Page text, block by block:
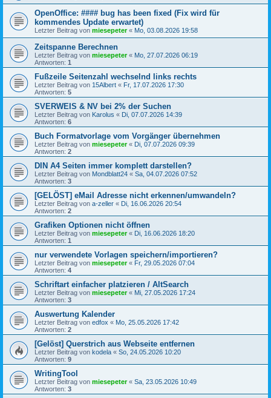
OpenOffice: #### bug has been fixed (Fix wird für
kommendes Update erwartet)
Letzter Beitrag von miesepeter« Mo, 03.08.2026 19:58
Zeitspanne Berechnen
Letzter Beitrag von miesepeter« Mo, 27.07.2026 06:19
Antworten: 1
Fußzeile Seitenzahl wechselnd links rechts
Letzter Beitrag von 15Albert « Fr, 17.07.2026 17:30
Antworten: 5
SVERWEIS & NV bei 2% der Suchen
Letzter Beitrag von Karolus « Di, 07.07.2026 14:39
Antworten: 6
Buch Formatvorlage vom Vorgänger übernehmen
Letzter Beitrag von miesepeter« Di, 07.07.2026 09:39
Antworten: 2
DIN A4 Seiten immer komplett darstellen?
Letzter Beitrag von Mondblatt24 « Sa, 04.07.2026 07:52
Antworten: 3
[GELÖST] eMail Adresse nicht erkennen/umwandeln?
Letzter Beitrag von a-zeller « Di, 16.06.2026 20:54
Antworten: 2
Grafiken Optionen nicht öffnen
Letzter Beitrag von miesepeter« Di, 16.06.2026 18:20
Antworten: 1
nur verwendete Vorlagen speichern/importieren?
Letzter Beitrag von miesepeter« Fr, 29.05.2026 07:04
Antworten: 4
Schriftart einfacher platzieren / AltSearch
Letzter Beitrag von miesepeter« Mi, 27.05.2026 17:24
Antworten: 3
Auswertung Kalender
Letzter Beitrag von edfox « Mo, 25.05.2026 17:42
Antworten: 2
[Gelöst] Querstrich aus Webseite entfernen
Letzter Beitrag von kodela « So, 24.05.2026 10:20
Antworten: 9
WritingTool
Letzter Beitrag von miesepeter« Sa, 23.05.2026 10:49
Antworten: 3